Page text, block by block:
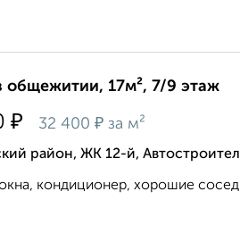
общежитии, 17м², 7/9 этаж
₽ 32 400 ₽ за м²
район, ЖК 12-й,
кондиционер, хорошие